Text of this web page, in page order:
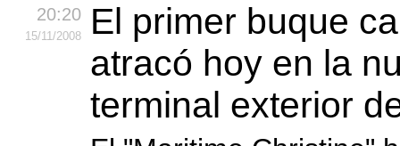
20:20
15/11/2008
El primer buque
atracó hoy en la
terminal exterior